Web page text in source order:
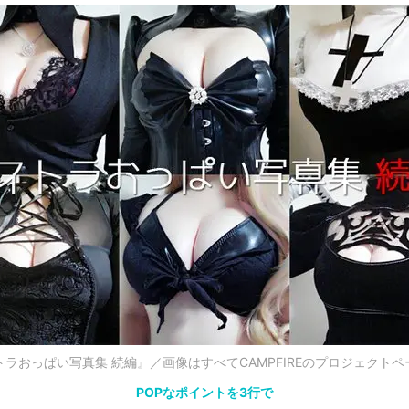
ラおっぱい写真集 続編』／画像はすべてCAMPFIREのプロジェクトペ
POPなポイントを3行で